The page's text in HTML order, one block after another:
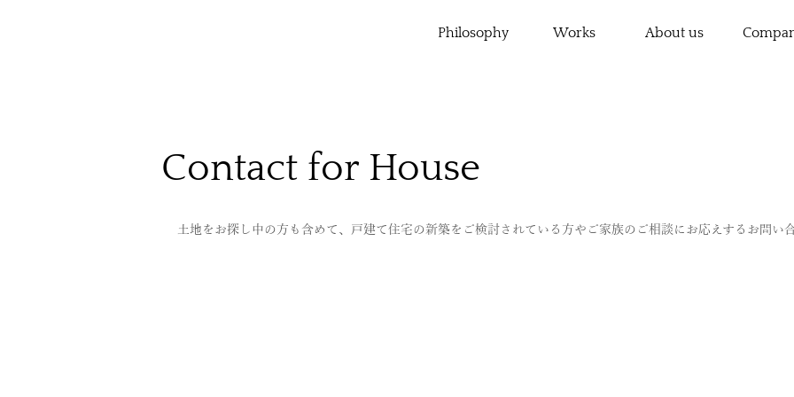
About us
Philosophy Works
Contact for House
土地をお探し中の方も含めて、戸建て住宅の新築をご検討されている方やご家族のご相談にお応えするお問い合